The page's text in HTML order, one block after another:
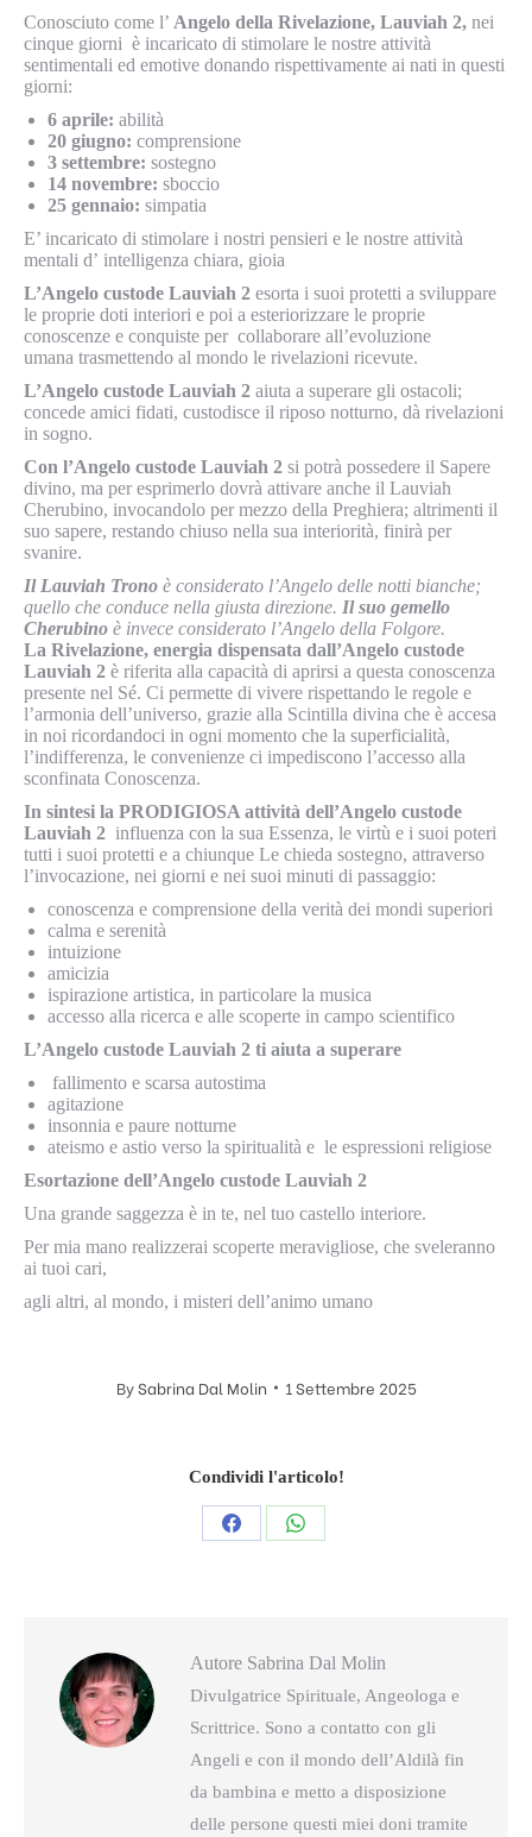
Conosciuto come l’ Angelo della Rivelazione, Lauviah 2, nei
cinque giorni è incaricato di stimolare le nostre attività
sentimentali ed emotive donando rispettivamente ai nati in questi
giorni:
6 aprile: abilità
20 giugno: comprensione
3 settembre: sostegno
14 novembre: sboccio
25 gennaio: simpatia
E’ incaricato di stimolare i nostri pensieri e le nostre attività
mentali d’ intelligenza chiara, gioia
L’Angelo custode Lauviah 2 esorta i suoi protetti a sviluppare
le proprie doti interiori e poi a esteriorizzare le proprie
conoscenze e conquiste per collaborare all’evoluzione
umana trasmettendo al mondo le rivelazioni ricevute.
L’Angelo custode Lauviah 2 aiuta a superare gli ostacoli;
concede amici fidati, custodisce il riposo notturno, dà rivelazioni
in sogno.
Con l’Angelo custode Lauviah 2 si potrà possedere il Sapere
divino, ma per esprimerlo dovrà attivare anche il Lauviah
Cherubino, invocandolo per mezzo della Preghiera; altrimenti il
suo sapere, restando chiuso nella sua interiorità, finirà per
svanire.
Il Lauviah Trono è considerato l’Angelo delle notti bianche;
quello che conduce nella giusta direzione. Il suo gemello
Cherubino è invece considerato l’Angelo della Folgore.
La Rivelazione, energia dispensata dall’Angelo custode
Lauviah 2 è riferita alla capacità di aprirsi a questa conoscenza
presente nel Sé. Ci permette di vivere rispettando le regole e
l’armonia dell’universo, grazie alla Scintilla divina che è accesa
in noi ricordandoci in ogni momento che la superficialità,
l’indifferenza, le convenienze ci impediscono l’accesso alla
sconfinata Conoscenza.
In sintesi la PRODIGIOSA attività dell’Angelo custode
Lauviah 2 influenza con la sua Essenza, le virtù e i suoi poteri
tutti i suoi protetti e a chiunque Le chieda sostegno, attraverso
l’invocazione, nei giorni e nei suoi minuti di passaggio:
conoscenza e comprensione della verità dei mondi superiori
calma e serenità
intuizione
amicizia
ispirazione artistica, in particolare la musica
accesso alla ricerca e alle scoperte in campo scientifico
L’Angelo custode Lauviah 2 ti aiuta a superare
fallimento e scarsa autostima
agitazione
insonnia e paure notturne
ateismo e astio verso la spiritualità e le espressioni religiose
Esortazione dell’Angelo custode Lauviah 2
Una grande saggezza è in te, nel tuo castello interiore.
Per mia mano realizzerai scoperte meravigliose, che sveleranno
ai tuoi cari,
agli altri, al mondo, i misteri dell’animo umano
BySabrina Dal Molin 1 Settembre 2025
Condividi l'articolo!
CondividiCondividi
Autore Sabrina Dal Molin
Divulgatrice Spirituale, Angeologa e
Scrittrice. Sono a contatto con gli
Angeli e con il mondo dell’Aldilà fin
da bambina e metto a disposizione
delle persone questi miei doni tramite